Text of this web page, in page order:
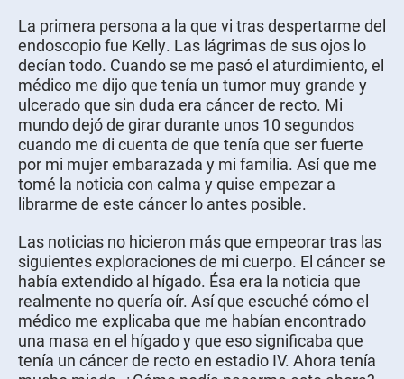
La primera persona a la que vi tras despertarme del
endoscopio fue Kelly. Las lágrimas de sus ojos lo
decían todo. Cuando se me pasó el aturdimiento, el
médico me dijo que tenía un tumor muy grande y
ulcerado que sin duda era cáncer de recto. Mi
mundo dejó de girar durante unos 10 segundos
cuando me di cuenta de que tenía que ser fuerte
por mi mujer embarazada y mi familia. Así que me
tomé la noticia con calma y quise empezar a
librarme de este cáncer lo antes posible.
Las noticias no hicieron más que empeorar tras las
siguientes exploraciones de mi cuerpo. El cáncer se
había extendido al hígado. Ésa era la noticia que
realmente no quería oír. Así que escuché cómo el
médico me explicaba que me habían encontrado
una masa en el hígado y que eso significaba que
tenía un cáncer de recto en estadio IV. Ahora tenía